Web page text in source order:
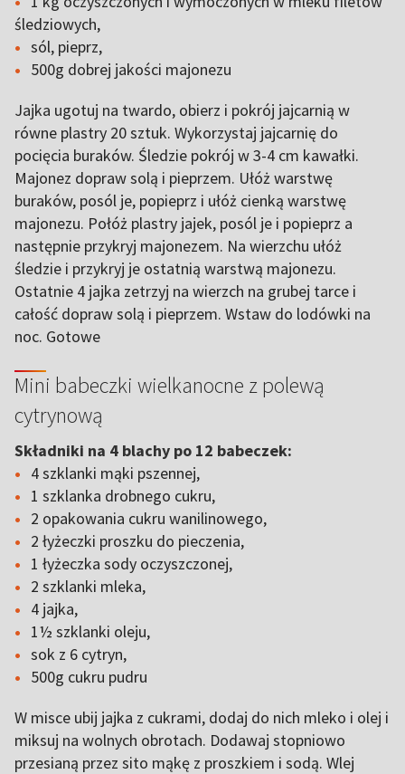
śledziowych,
sól, pieprz,
500g dobrej jakości majonezu
Jajka ugotuj na twardo, obierz i pokrój jajcarnią w
równe plastry 20 sztuk. Wykorzystaj jajcarnię do
pocięcia buraków. Śledzie pokrój w 3-4 cm kawałki.
Majonez dopraw solą i pieprzem. Ułóż warstwę
buraków, posól je, popieprz i ułóż cienką warstwę
majonezu. Połóż plastry jajek, posól je i popieprz a
następnie przykryj majonezem. Na wierzchu ułóż
śledzie i przykryj je ostatnią warstwą majonezu.
Ostatnie 4 jajka zetrzyj na wierzch na grubej tarce i
całość dopraw solą i pieprzem. Wstaw do lodówki na
noc. Gotowe
Mini babeczki wielkanocne z polewą
cytrynową
Składniki na 4 blachy po 12 babeczek:
4 szklanki mąki pszennej,
1 szklanka drobnego cukru,
2 opakowania cukru wanilinowego,
2 łyżeczki proszku do pieczenia,
1 łyżeczka sody oczyszczonej,
2 szklanki mleka,
4 jajka,
1½ szklanki oleju,
sok z 6 cytryn,
500g cukru pudru
W misce ubij jajka z cukrami, dodaj do nich mleko i olej i
miksuj na wolnych obrotach. Dodawaj stopniowo
przesianą przez sito mąkę z proszkiem i sodą. Wlej